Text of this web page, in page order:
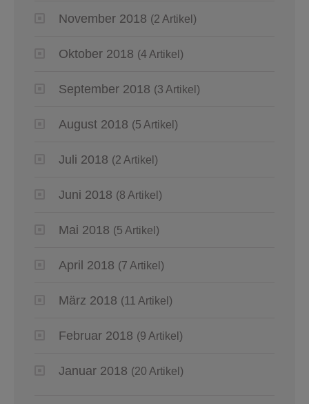
November 2018 (2 Artikel)
Oktober 2018 (4 Artikel)
September 2018 (3 Artikel)
August 2018 (5 Artikel)
Juli 2018 (2 Artikel)
Juni 2018 (8 Artikel)
Mai 2018 (5 Artikel)
April 2018 (7 Artikel)
März 2018 (11 Artikel)
Februar 2018 (9 Artikel)
Januar 2018 (20 Artikel)